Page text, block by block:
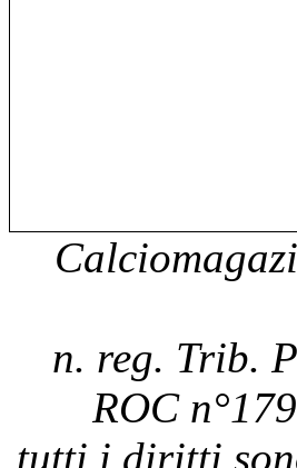
n. reg. Trib.
ROC
tutti i diritti